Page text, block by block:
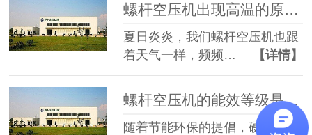
螺杆空压机出现高温的原因和解决方法
夏日炎炎，我们螺杆空压机也跟
着天气一样，频频…
【详情】
螺杆空压机的能效等级是如何划分的，您知道吗？
随着节能环保的提倡，硬气了越